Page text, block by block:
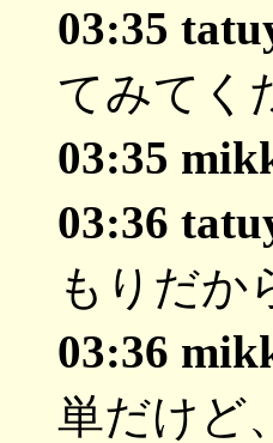
03:35
てみてく
03:35
03:36
もりだか
03:36
単だけど